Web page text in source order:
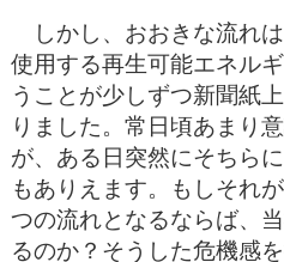
しかし、おおきな流れ
使用する再生可能エネル
うことが少しずつ新聞紙
りました。常日頃あまり
が、ある日突然にそちら
もありえます。もしそれ
つの流れとなるならば、
るのか？そうした危機感